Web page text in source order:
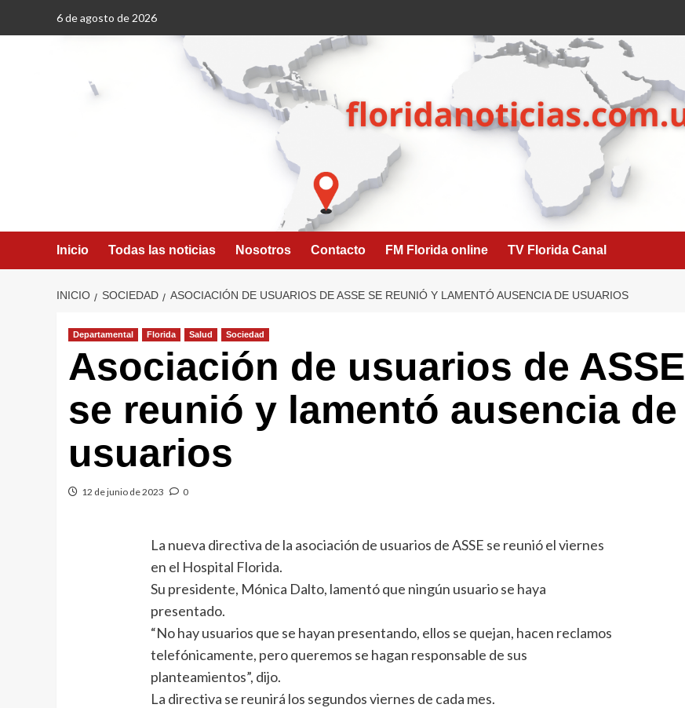
6 de agosto de 2026
Inicio Todas las noticias Nosotros Contacto FM Florida online TV Florida Canal
INICIO SOCIEDAD ASOCIACIÓN DE USUARIOS DE ASSE SE REUNIÓ Y LAMENTÓ AUSENCIA DE USUARIOS
Departamental Florida Salud Sociedad
Asociación de usuarios de ASSE
se reunió y lamentó ausencia de
usuarios
12 de junio de 2023 0
La nueva directiva de la asociación de usuarios de ASSE se reunió el viernes
en el Hospital Florida.
Su presidente, Mónica Dalto, lamentó que ningún usuario se haya
presentado.
“No hay usuarios que se hayan presentando, ellos se quejan, hacen reclamos
telefónicamente, pero queremos se hagan responsable de sus
planteamientos”, dijo.
La directiva se reunirá los segundos viernes de cada mes.